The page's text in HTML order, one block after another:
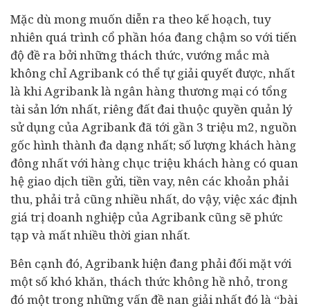
Mặc dù mong muốn diễn ra theo kế hoạch, tuy
nhiên quá trình cổ phần hóa đang chậm so với tiến
độ đề ra bởi những thách thức, vướng mắc mà
không chỉ Agribank có thể tự giải quyết được, nhất
là khi Agribank là ngân hàng thương mại có tổng
tài sản lớn nhất, riêng đất đai thuộc quyền quản lý
sử dụng của Agribank đã tới gần 3 triệu m2, nguồn
gốc hình thành đa dạng nhất; số lượng khách hàng
đông nhất với hàng chục triệu khách hàng có quan
hệ giao dịch tiền gửi, tiền vay, nên các khoản phải
thu, phải trả cũng nhiều nhất, do vậy, việc xác định
giá trịdoanh nghiệp của Agribank cũng sẽ phức
tạp và mất nhiều thời gian nhất.
Bên cạnh đó, Agribank hiện đang phải đối mặt với
một số khó khăn, thách thức không hề nhỏ, trong
đó một trong những vấn đề nan giải nhất đó là “bài